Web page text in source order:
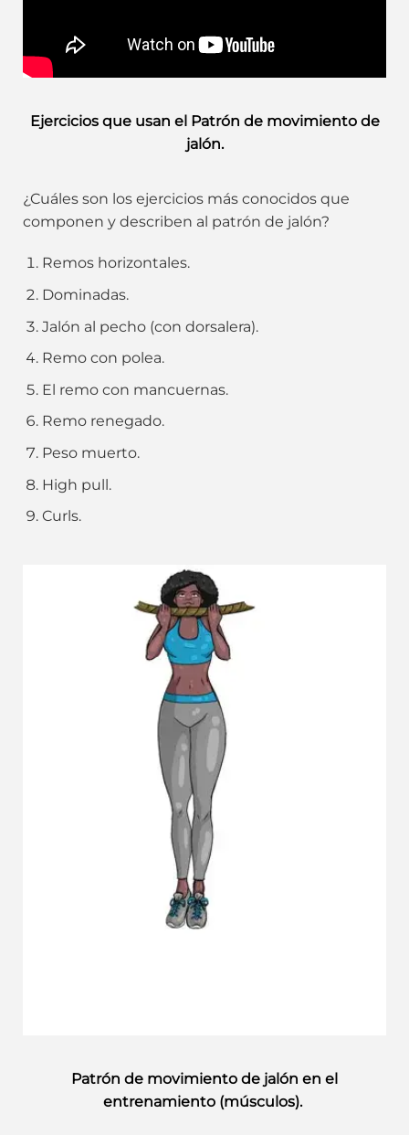
Ejercicios que usan el Patrón de movimiento de
jalón.
¿Cuáles son los ejercicios más conocidos que
componen y describen al patrón de jalón?
Remos horizontales.
Dominadas.
Jalón al pecho (con dorsalera).
Remo con polea.
El remo con mancuernas.
Remo renegado.
Peso muerto.
High pull.
Curls.
Patrón de movimiento de jalón en el
entrenamiento (músculos).